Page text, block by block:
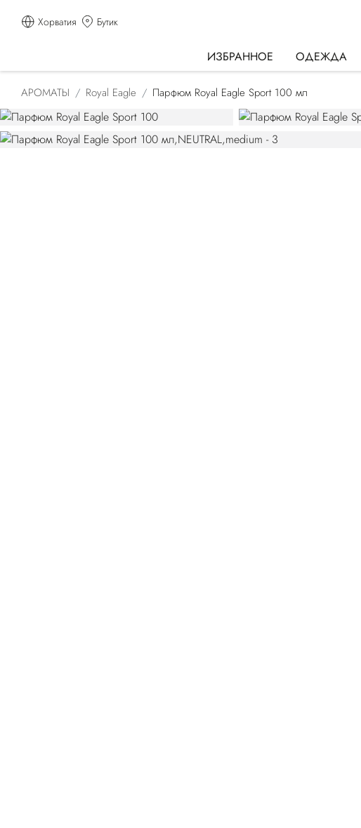
Хорватия Бутик
ИЗБРАННОЕ ОДЕЖДА
АРОМАТЫ Royal Eagle Парфюм Royal Eagle Sport 100 мл